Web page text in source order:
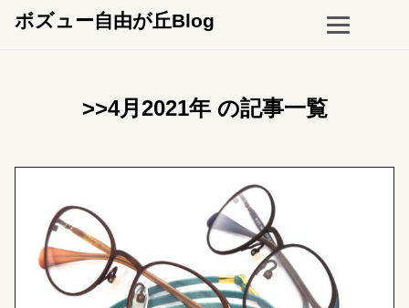
ボズュー自由が丘Blog
>>4月2021年 の記事一覧